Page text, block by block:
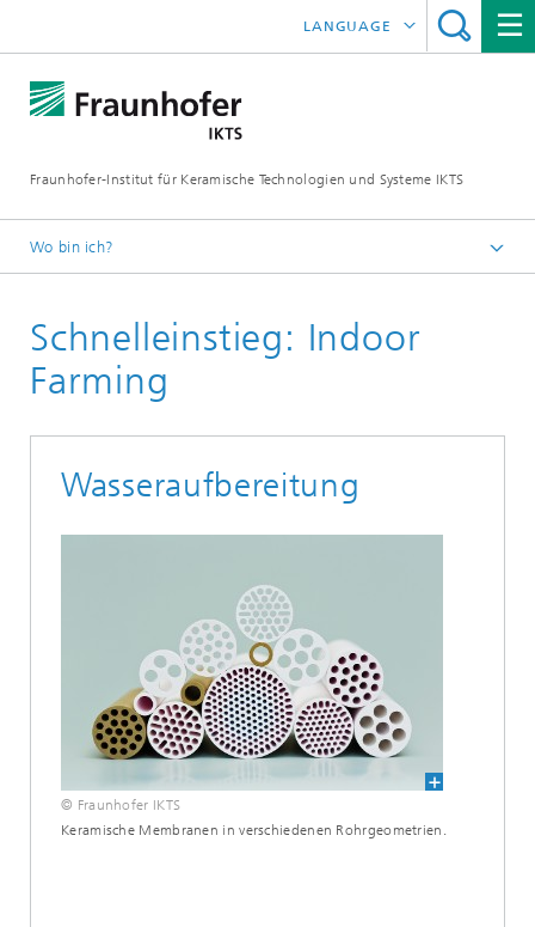
Fraunhofer-Institut für Keramische Technologien und Systeme IKTS
LANGUAGE
ČESKÝ
Wo bin ich?
Industrielösungen
Schnelleinstieg: Indoor Farming
Schnelleinstieg: Indoor
Farming
Wasseraufbereitung
© Fraunhofer IKTS
Keramische Membranen in verschiedenen Rohrgeometrien.